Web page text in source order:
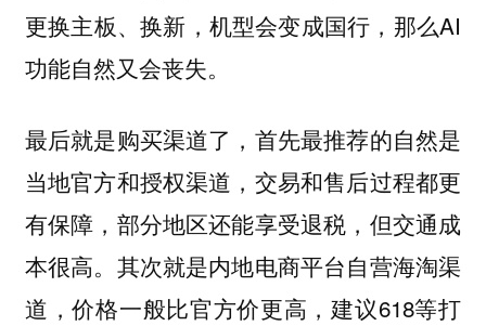
更换主板、换新，机型会变成国行，那么AI
功能自然又会丧失。
最后就是购买渠道了，首先最推荐的自然是
当地官方和授权渠道，交易和售后过程都更
有保障，部分地区还能享受退税，但交通成
本很高。其次就是内地电商平台自营海淘渠
道，价格一般比官方价更高，建议618等打